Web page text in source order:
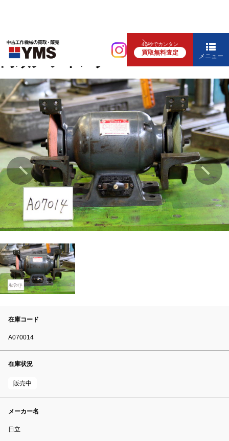
40秒でカンタン
買取無料査定 メニュー
補要工具・機械周辺機器
両頭グラインダー
在庫コード
A070014
在庫状況
販売中
メーカー名
日立